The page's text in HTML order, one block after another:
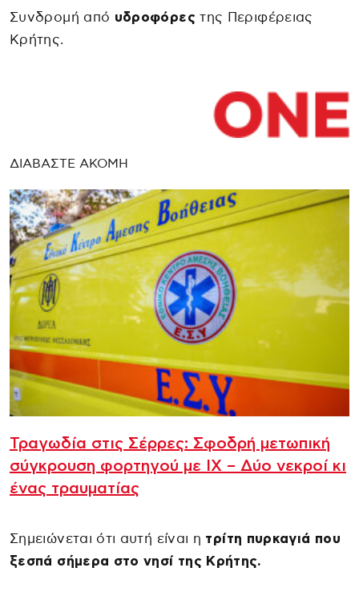
Συνδρομή από υδροφόρεςτης Περιφέρειας
Κρήτης.
ΔΙΑΒΑΣΤΕ ΑΚΟΜΗ
Τραγωδία στις Σέρρες: Σφοδρή μετωπική
σύγκρουση φορτηγού με ΙΧ – Δύο νεκροί κι
ένας τραυματίας
Σημειώνεται ότι αυτή είναι η τρίτη πυρκαγιά που
ξεσπά σήμερα στο νησί της Κρήτης.